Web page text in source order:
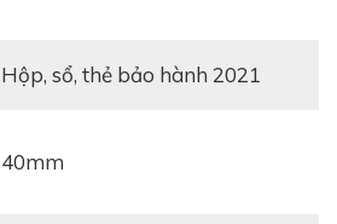
hộp, sổ, thẻ bảo hành 2021
40mm